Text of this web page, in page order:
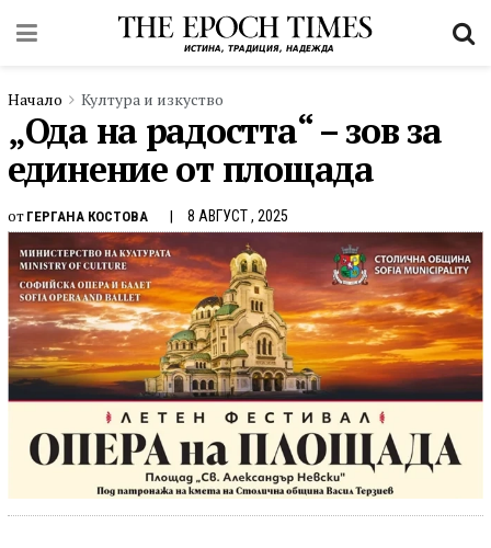
Начало Култура и изкуство
„Ода на радостта“ – зов за
единение от площада
от ГЕРГАНА КОСТОВА 8 АВГУСТ , 2025